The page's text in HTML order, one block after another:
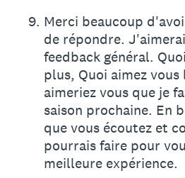
9. Merci beaucoup
de répondre.
feedback général.
plus, Quoi aimez vous
aimeriez vous que je
saison prochaine. En
que vous écoutez et
pourrais faire pour
meilleure expérience.